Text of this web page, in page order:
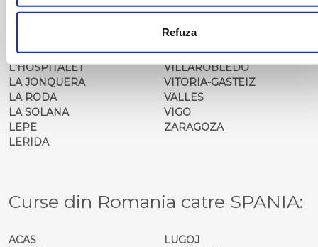
Refuza
HUELVA 1
JATIVA
L'HOSPITALET
LA JONQUERA
LA RODA
LA SOLANA
LEPE
LERIDA
VALENCIA
VELEZ MALAGA
VERA
VILLAROBLEDO
VITORIA-GASTEIZ
VALLES
VIGO
ZARAGOZA
Curse din Romania catre SPANIA:
ACAS
LUGOJ